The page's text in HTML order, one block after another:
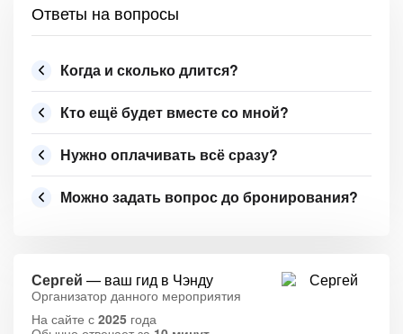
Ответы на вопросы
Когда и сколько длится?
Кто ещё будет вместе со мной?
Нужно оплачивать всё сразу?
Можно задать вопрос до бронирования?
Сергей — ваш гид в Чэнду
Организатор данного мероприятия
На сайте с 2025 года